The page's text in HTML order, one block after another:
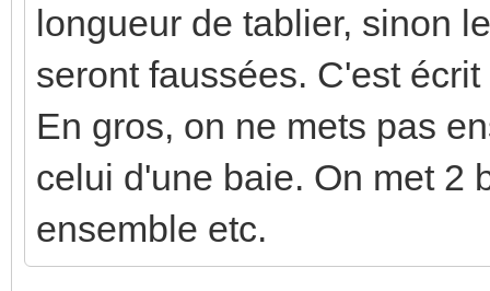
longueur de tablier, sinon
seront faussées. C'est
En gros, on ne mets pas
celui d'une baie. On met 2
ensemble etc.